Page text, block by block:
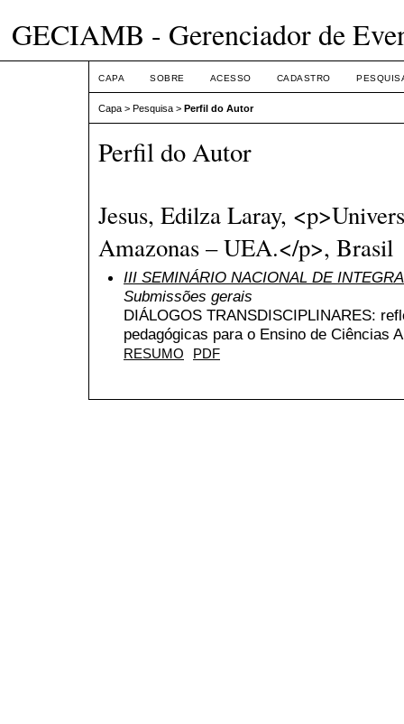
GECIAMB - Gerenciador de
CAPA SOBRE ACESSO CADASTRO
Capa > Pesquisa > Perfil do Autor
Perfil do Autor
Jesus, Edilza Laray,
Amazonas – UEA.</p>, Brasil
III SEMINÁRIO NACIONAL DE
Submissões gerais
DIÁLOGOS TRANSDISCIPLINARES:
pedagógicas para o Ensino de Ciências
RESUMO PDF